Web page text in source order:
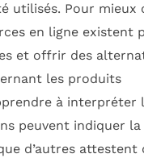
utilisés. Pour mieux
en ligne existent
et offrir des
les produits
à interpréter
peuvent indiquer la
d’autres attestent